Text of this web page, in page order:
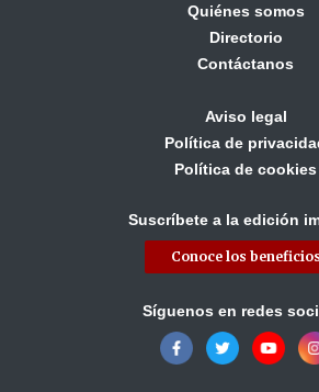
Quiénes somos
Directorio
Contáctanos
Aviso legal
Política de
Política de cookies
Suscríbete a la edición
Conoce los beneficios
Síguenos en redes